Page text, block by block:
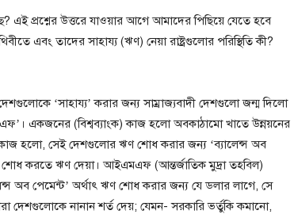
এই প্রশ্নের উত্তরে যাওয়ার আগে আমাদের পিছিয়ে যেতে হবে
এবং তাদের সাহায্য (ঋণ) নেয়া রাষ্ট্রগুলোর পরিস্থিতি কী?
দেশগুলোকে ‘সাহায্য’ করার জন্য সাম্রাজ্যবাদী দেশগুলো জন্ম দিলো
একজনের (বিশ্বব্যাংক) কাজ হলো অবকাঠামো খাতে উন্নয়নের
হলো, সেই দেশগুলোর ঋণ শোধ করার জন্য ‘ব্যালেন্স অব
শোধ করতে ঋণ দেয়া। আইএমএফ (আন্তর্জাতিক মুদ্রা তহবিল)
অব পেমেন্ট’ অর্থাৎ ঋণ শোধ করার জন্য যে ডলার লাগে, সে
দেশগুলোকে নানান শর্ত দেয়; যেমন- সরকারি ভর্তুকি কমানো,